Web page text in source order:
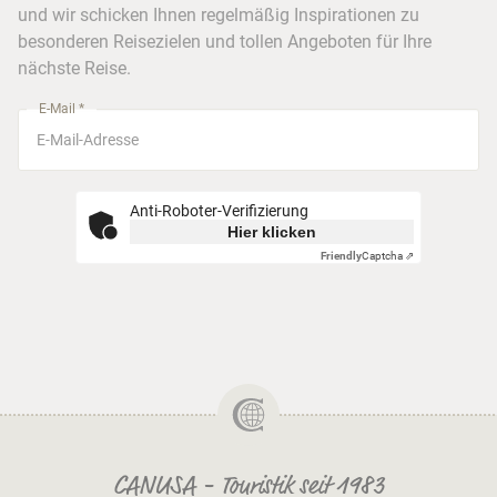
Busreisen
Stuttgart
und wir schicken Ihnen regelmäßig Inspirationen zu
besonderen Reisezielen und tollen Angeboten für Ihre
nächste Reise.
E-Mail *
Anti-Roboter-Verifizierung
Hier klicken
FriendlyCaptcha ⇗
CANUSA - Touristik seit 1983